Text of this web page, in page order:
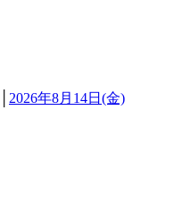
2026年8月14日(金)